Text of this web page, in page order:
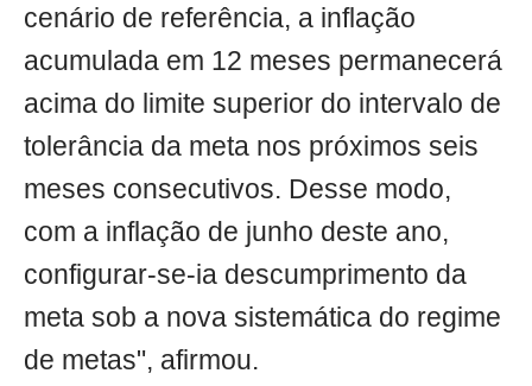
cenário de referência, a inflação
acumulada em 12 meses permanecerá
acima do limite superior do intervalo de
tolerância da meta nos próximos seis
meses consecutivos. Desse modo,
com a inflação de junho deste ano,
configurar-se-ia descumprimento da
meta sob a nova sistemática do regime
de metas", afirmou.